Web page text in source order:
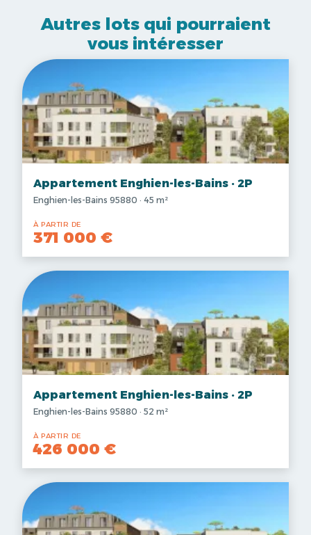
Autres lots qui pourraient
vous intéresser
Appartement Enghien-les-Bains · 2P
Enghien-les-Bains 95880 · 45 m²
À PARTIR DE
371 000 €
Appartement Enghien-les-Bains · 2P
Enghien-les-Bains 95880 · 52 m²
À PARTIR DE
426 000 €